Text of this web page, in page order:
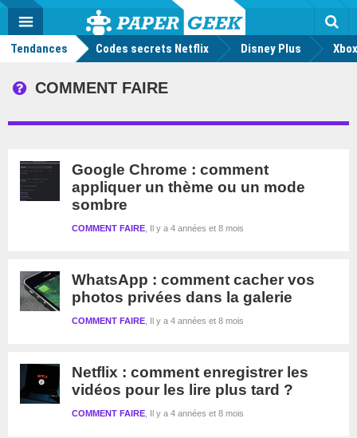
Actu
geek
MENU
Tendances Codes secrets Netflix Disney Plus
COMMENT FAIRE
Google Chrome : comment
appliquer un thème ou un mode
sombre
Il y a 4 années et 8 mois
COMMENT FAIRE
WhatsApp : comment cacher vos
photos privées dans la galerie
Il y a 4 années et 8 mois
COMMENT FAIRE
Netflix : comment enregistrer les
vidéos pour les lire plus tard ?
Il y a 4 années et 8 mois
COMMENT FAIRE
Mode
FacebookTwitter Youtube